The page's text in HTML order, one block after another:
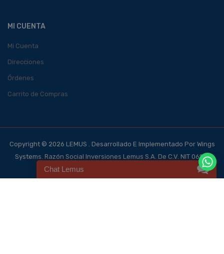
MI CUENTA
Mi Cuenta
Direcciones
Órdenes
Carrito de Compras
Copyright © 2026 LEMUS . Desarrollado E Implementado Por Wings
Systems. Razón Social Inversiones Lemus S.A. De C.V. NIT 0614-
140700-101-4, NRC 123562-0
Chat Lemus